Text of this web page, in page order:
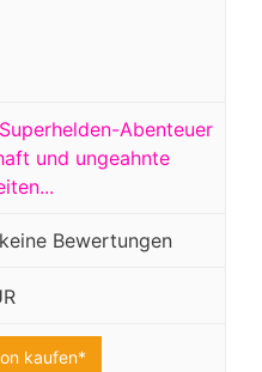
Abenteuer
und ungeahnte
Bewertungen
kaufen*